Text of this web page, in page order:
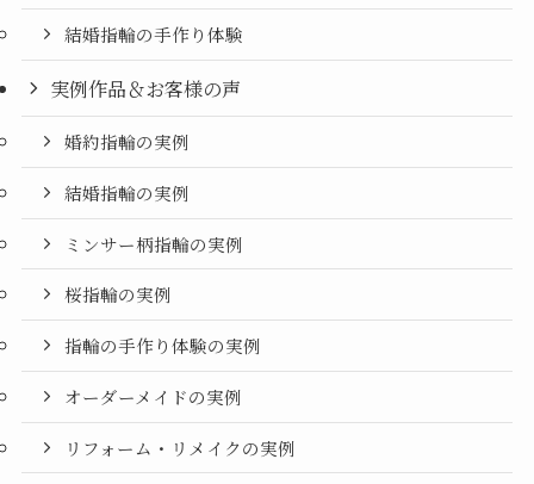
結婚指輪の手作り体験
実例作品＆お客様の声
婚約指輪の実例
結婚指輪の実例
ミンサー柄指輪の実例
桜指輪の実例
指輪の手作り体験の実例
オーダーメイドの実例
リフォーム・リメイクの実例